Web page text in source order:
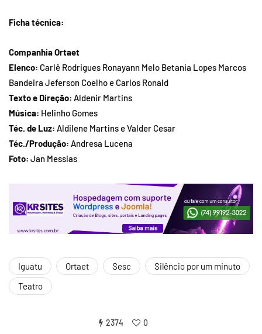
Fichatécnica:
Companhia Ortaet
Elenco: Carlê Rodrigues Ronayann Melo Betania Lopes Marcos
Bandeira Jeferson Coelho e Carlos Ronald
Texto e Direção: Aldenir Martins
Música: Helinho Gomes
Téc. de Luz: Aldilene Martins e Valder Cesar
Téc./Produção: Andresa Lucena
Foto: Jan Messias
Iguatu Ortaet Sesc
Silêncio por um minuto
Teatro
2374 0